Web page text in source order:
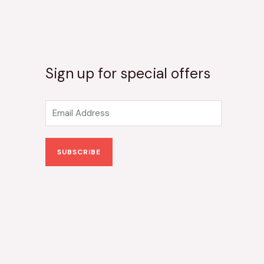
Sign up for special offers
m
a
SUBSCRIBE